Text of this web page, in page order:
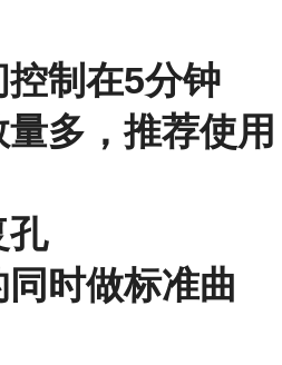
制在5分钟
多，推荐使用
孔
时做标准曲